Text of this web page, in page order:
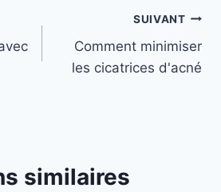
SUIVANT
Comment minimiser
les cicatrices d'acné
similaires